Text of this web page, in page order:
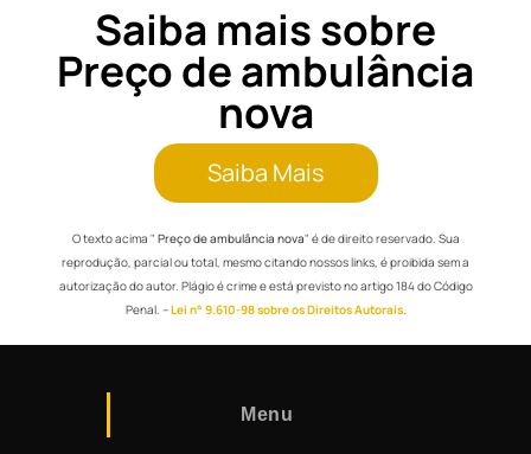
Saiba mais sobre
Preço de ambulância
nova
Saiba Mais
O texto acima " Preço de ambulância nova" é de direito reservado. Sua
reprodução, parcial ou total, mesmo citando nossos links, é proibida sem a
autorização do autor. Plágio é crime e está previsto no artigo 184 do Código
Penal. –Lei n° 9.610-98 sobre os Direitos Autorais.
Menu